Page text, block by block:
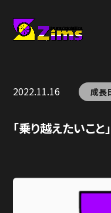
2022.11.16 成長
「乗り越えたいこと」